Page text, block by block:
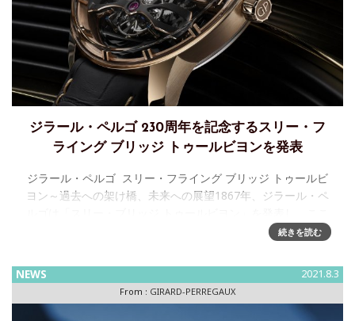
ジラール・ペルゴ 230周年を記念するスリー・フ
ライング ブリッジ トゥールビヨンを発表
ジラール・ペルゴ スリー・フライング ブリッジ トゥールビ
ヨン～過去への架け橋、未来への展望1867年、ジラール・ペ
に一つの象徴的な時計が誕生しました。従来は目立た
続きを読む
NEWS 2021.8.3
From : GIRARD-PERREGAUX